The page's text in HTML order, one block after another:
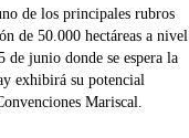
de los principales rubros
de 50.000 hectáreas a nivel
de junio donde se espera la
exhibirá su potencial
Mariscal.